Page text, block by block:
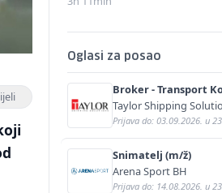
Oglasi za posao
Broker - Transport
Taylor Shipping
Prijava do: 03.09.2026. u
Snimatelj (m/ž)
Arena Sport BH
Prijava do: 14.08.2026. u